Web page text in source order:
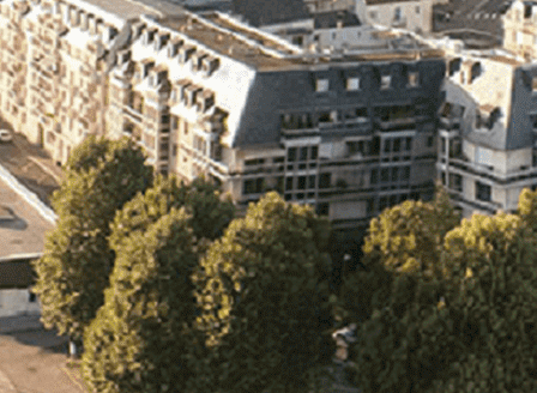
Exporter les lignes sélectionnées
Exporter toutes les colonnes
Exporter uniquement les colonnes affichées
Menu
<
>
- 🎁 Caen on aime, on partage
- 🎉 Les événements AVF
- Activités et Loisirs
Ajoutez un logo, un bouton, des réseaux sociaux
Cliquez pour éditer